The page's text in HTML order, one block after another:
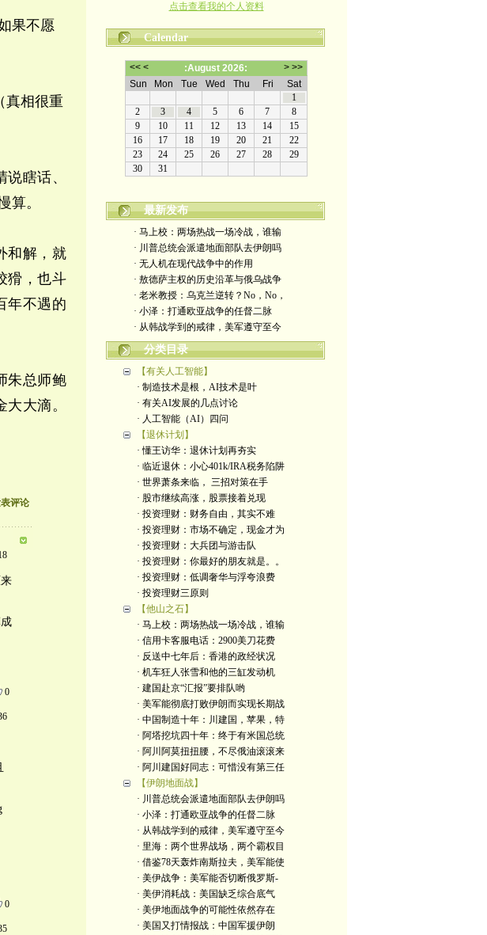
果不愿
（真相很重
瞎话、
算。
和解，就
猾，也斗
年不遇的
朱总师鲍
大滴。
评论
0
0
点击查看我的个人资料
Calendar
最新发布
· 马上校：两场热战一场冷战，谁输
· 川普总统会派遣地面部队去伊朗吗
· 无人机在现代战争中的作用
· 敖德萨主权的历史沿革与俄乌战争
· 老米教授：乌克兰逆转？No，No，
· 小泽：打通欧亚战争的任督二脉
· 从韩战学到的戒律，美军遵守至今
分类目录
【有关人工智能】
· 制造技术是根，AI技术是叶
· 有关AI发展的几点讨论
· 人工智能（AI）四问
【退休计划】
· 懂王访华：退休计划再夯实
· 临近退休：小心401k/IRA税务陷阱
· 世界萧条来临， 三招对策在手
· 股市继续高涨，股票接着兑现
· 投资理财：财务自由，其实不难
· 投资理财：市场不确定，现金才为
· 投资理财：大兵团与游击队
· 投资理财：你最好的朋友就是。。
· 投资理财：低调奢华与浮夸浪费
· 投资理财三原则
【他山之石】
· 马上校：两场热战一场冷战，谁输
· 信用卡客服电话：2900美刀花费
· 反送中七年后：香港的政经状况
· 机车狂人张雪和他的三缸发动机
· 建国赴京“汇报”要排队哟
· 美军能彻底打败伊朗而实现长期战
· 中国制造十年：川建国，苹果，特
· 阿塔挖坑四十年：终于有米国总统
· 阿川阿莫扭扭腰，不尽俄油滚滚来
· 阿川建国好同志：可惜没有第三任
【伊朗地面战】
· 川普总统会派遣地面部队去伊朗吗
· 小泽：打通欧亚战争的任督二脉
· 从韩战学到的戒律，美军遵守至今
· 里海：两个世界战场，两个霸权目
· 借鉴78天轰炸南斯拉夫，美军能使
· 美伊战争：美军能否切断俄罗斯-
· 美伊消耗战：美国缺乏综合底气
· 美伊地面战争的可能性依然存在
· 美国又打情报战：中国军援伊朗